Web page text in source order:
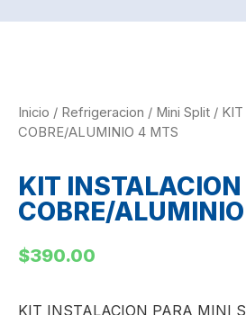
Inicio / Refrigeracion / Mini Split/ KIT
COBRE/ALUMINIO 4 MTS
KIT
COBRE/
$390.00
KIT INSTALACION PARA MINI